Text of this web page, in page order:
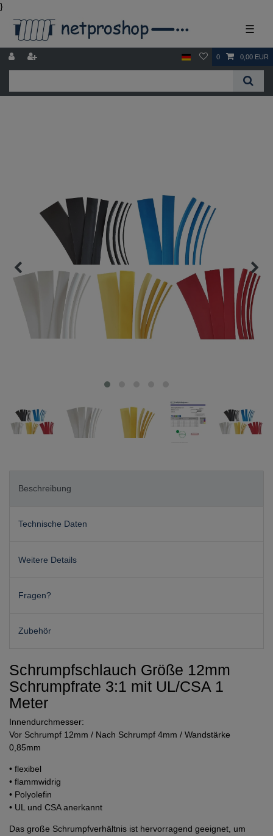
}
☰
0 0,00 EUR
Beschreibung
Technische Daten
Weitere Details
Fragen?
Zubehör
Schrumpfschlauch Größe 12mm
Schrumpfrate 3:1 mit UL/CSA 1
Meter
Innendurchmesser:
Vor Schrumpf 12mm / Nach Schrumpf 4mm / Wandstärke
0,85mm
• flexibel
• flammwidrig
• Polyolefin
• UL und CSA anerkannt
Das große Schrumpfverhältnis ist hervorragend geeignet, um